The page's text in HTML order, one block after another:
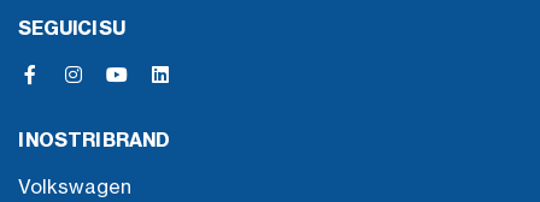
SEGUICI SU
I NOSTRI BRAND
Volkswagen